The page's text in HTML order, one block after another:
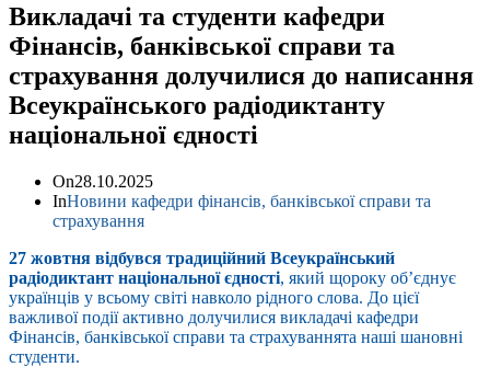
Викладачі та студенти кафедри
Фінансів, банківської справи та
страхування долучилися до написання
Всеукраїнського радіодиктанту
національної єдності
On28.10.2025
InНовини кафедри фінансів, банківської справи та
страхування
27 жовтня відбувся традиційний Всеукраїнський
радіодиктант національної єдності, який щороку об’єднує
українців у всьому світі навколо рідного слова. До цієї
важливої події активно долучилися викладачі кафедри
Фінансів, банківської справи та страхуваннята наші шановні
студенти.